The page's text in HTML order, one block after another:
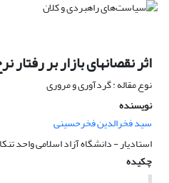
اثر نقصانهای بازار بر رفتار
نوع مقاله : گردآوری و مروری
نویسنده
سید فخرالدین فخرحسینی
استادیار - دانشگاه آزاد اسلامی واحد
چکیده